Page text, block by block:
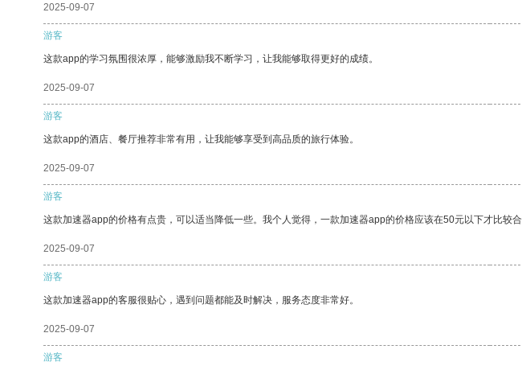
2025-09-07
游客
这款app的学习氛围很浓厚，能够激励我不断学习，让我能够取得更好的成绩。
2025-09-07
游客
这款app的酒店、餐厅推荐非常有用，让我能够享受到高品质的旅行体验。
2025-09-07
游客
这款加速器app的价格有点贵，可以适当降低一些。我个人觉得，一款加速器app的价格应该在50元以下才比较合
2025-09-07
游客
这款加速器app的客服很贴心，遇到问题都能及时解决，服务态度非常好。
2025-09-07
游客